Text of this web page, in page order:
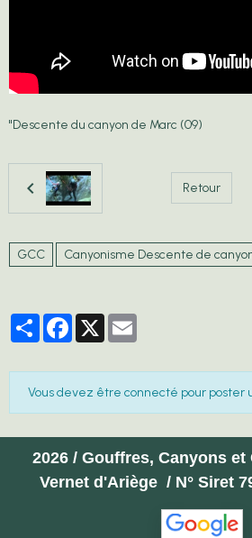
"Descente du canyon de Marc (09)
Retour
GCC Canyonisme Descente de
PartagerFacebook
X
Vous devez être connecté pour poster
2026 / Gouffres, Canyons et
Vernet d'Ariège / N° Siret